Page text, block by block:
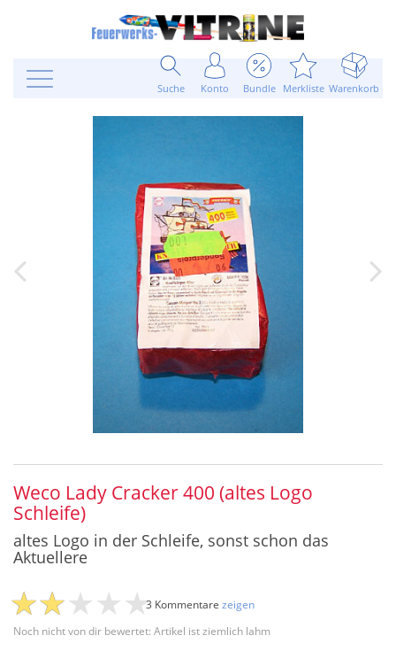
Suche Konto Bundle Merkliste Warenkorb
Weco Lady Cracker 400 (altes Logo
Schleife)
altes Logo in der Schleife, sonst schon das
Aktuellere
Noch nicht von dir bewertet: Artikel ist ziemlich lahm
3 Kommentare zeigen